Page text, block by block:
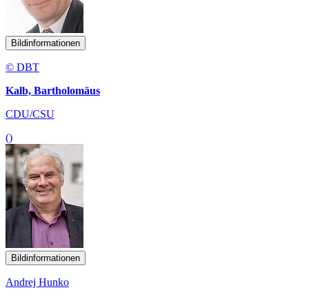
Bildinformationen
© DBT
Kalb, Bartholomäus
CDU/CSU
()
Bildinformationen
Andrej Hunko